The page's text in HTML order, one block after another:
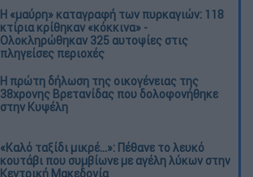
Η «μαύρη» καταγραφή των πυρκαγιών: 118
κτίρια κρίθηκαν «κόκκινα» -
Ολοκληρώθηκαν 325 αυτοψίες στις
πληγείσες περιοχές
Η πρώτη δήλωση της οικογένειας της
38χρονης Βρετανίδας που δολοφονήθηκε
στην Κυψέλη
«Καλό ταξίδι μικρέ...»: Πέθανε το λευκό
κουτάβι που συμβίωνε με αγέλη λύκων στην
Κεντρική Μακεδονία